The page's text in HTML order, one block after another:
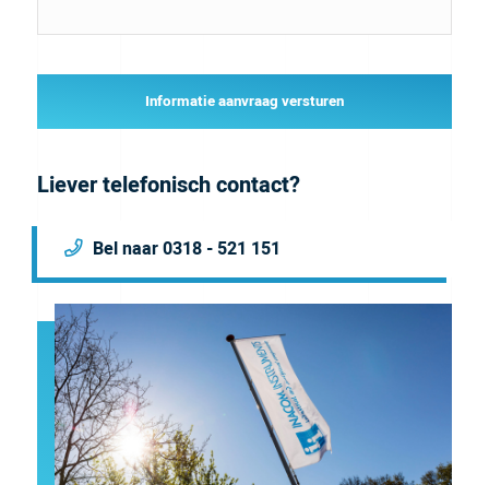
Informatie aanvraag versturen
Liever telefonisch contact?
Bel naar 0318 - 521 151